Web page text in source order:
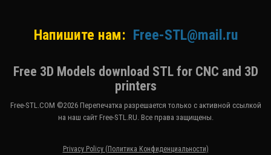
Напишите нам: Free-STL@mail.ru
Free 3D Models download STL for CNC and 3D
printers
Free-STL.COM ©2026 Перепечатка разрешается только с активной ссылкой
на наш сайт Free-STL.RU. Все права защищены.
Privacy Policy (Политика Конфиденциальности)